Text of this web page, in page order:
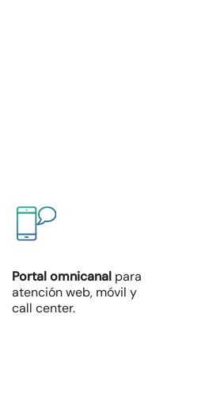
Portal omnicanalpara
atención web, móvil y
call center.